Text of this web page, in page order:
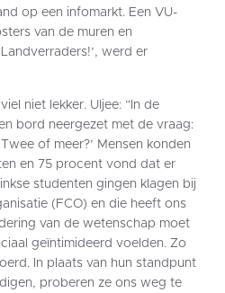
op een infomarkt. Een VU-
van de muren en
werd er
niet lekker. Uljee: “In de
bord neergezet met de vraag:
of meer?’ Mensen konden
en 75 procent vond dat er
studenten gingen klagen bij
(FCO) en die heeft ons
van de wetenschap moet
geïntimideerd voelden. Zo
In plaats van hun standpunt
proberen ze ons weg te